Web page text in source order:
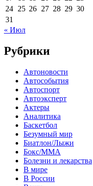
24 25 26 27 28 29 30
31
« Июл
Рубрики
Автоновости
Автособытия
Автоспорт
Автоэксперт
Актеры
Аналитика
Баскетбол
Безумный мир
Биатлон/Лыжи
Бокс/MMA
Болезни и лекарства
В мире
В России